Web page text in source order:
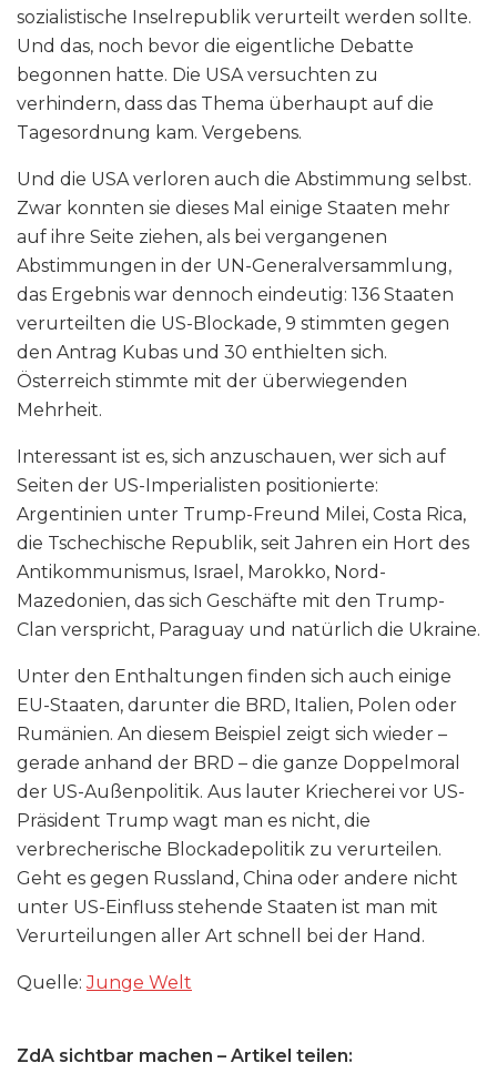
sozialistische Inselrepublik verurteilt werden sollte.
Und das, noch bevor die eigentliche Debatte
begonnen hatte. Die USA versuchten zu
verhindern, dass das Thema überhaupt auf die
Tagesordnung kam. Vergebens.
Und die USA verloren auch die Abstimmung selbst.
Zwar konnten sie dieses Mal einige Staaten mehr
auf ihre Seite ziehen, als bei vergangenen
Abstimmungen in der UN-Generalversammlung,
das Ergebnis war dennoch eindeutig: 136 Staaten
verurteilten die US-Blockade, 9 stimmten gegen
den Antrag Kubas und 30 enthielten sich.
Österreich stimmte mit der überwiegenden
Mehrheit.
Interessant ist es, sich anzuschauen, wer sich auf
Seiten der US-Imperialisten positionierte:
Argentinien unter Trump-Freund Milei, Costa Rica,
die Tschechische Republik, seit Jahren ein Hort des
Antikommunismus, Israel, Marokko, Nord-
Mazedonien, das sich Geschäfte mit den Trump-
Clan verspricht, Paraguay und natürlich die Ukraine.
Unter den Enthaltungen finden sich auch einige
EU-Staaten, darunter die BRD, Italien, Polen oder
Rumänien. An diesem Beispiel zeigt sich wieder –
gerade anhand der BRD – die ganze Doppelmoral
der US-Außenpolitik. Aus lauter Kriecherei vor US-
Präsident Trump wagt man es nicht, die
verbrecherische Blockadepolitik zu verurteilen.
Geht es gegen Russland, China oder andere nicht
unter US-Einfluss stehende Staaten ist man mit
Verurteilungen aller Art schnell bei der Hand.
Quelle:Junge Welt
ZdA sichtbar machen – Artikel teilen: